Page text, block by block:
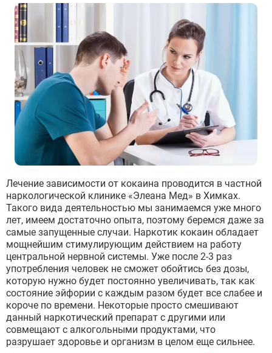
Лечение зависимости от кокаина проводится в частной
наркологической клинике «Элеана Мед» в Химках.
Такого вида деятельностью мы занимаемся уже много
лет, имеем достаточно опыта, поэтому беремся даже за
самые запущенные случаи. Наркотик кокаин обладает
мощнейшим стимулирующим действием на работу
центральной нервной системы. Уже после 2-3 раз
употребления человек не сможет обойтись без дозы,
которую нужно будет постоянно увеличивать, так как
состояние эйфории с каждым разом будет все слабее и
короче по времени. Некоторые просто смешивают
данный наркотический препарат с другими или
совмещают с алкогольными продуктами, что
разрушает здоровье и организм в целом еще сильнее.